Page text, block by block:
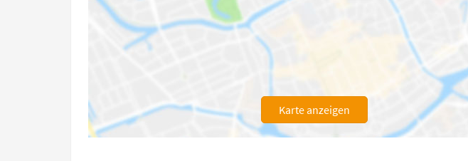
Karte anzeigen